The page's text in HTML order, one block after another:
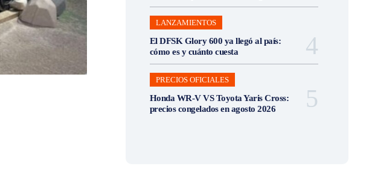
LANZAMIENTOS
El DFSK Glory 600 ya llegó al país:
cómo es y cuánto cuesta
PRECIOS OFICIALES
Honda WR-V VS Toyota Yaris Cross:
precios congelados en agosto 2026